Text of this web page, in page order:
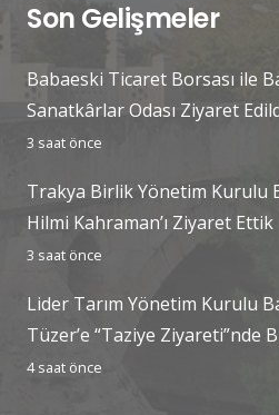
Son Gelişmeler
Babaeski Ticaret Borsası ile
Sanatkârlar Odası Ziyaret
3 saat önce
Trakya Birlik Yönetim Kurulu
Hilmi Kahraman’ı Ziyaret Ettik
3 saat önce
Lider Tarım Yönetim Kurulu
Tüzer’e “Taziye Ziyareti”nde
4 saat önce